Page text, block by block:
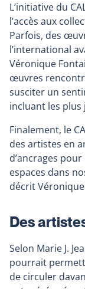
L’initiative du
l’accès aux
Parfois, des
l’international
Véronique
œuvres
susciter un
incluant les plus
Finalement, le
des artistes en
d’ancrages
espaces dans
décrit
Des
Selon Marie J.
pourrait
de circuler